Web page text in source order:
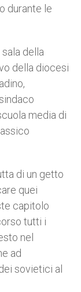
durante le
della
della diocesi
media di
di un getto
quei
capitolo
tutti i
nel
ad
sovietici al